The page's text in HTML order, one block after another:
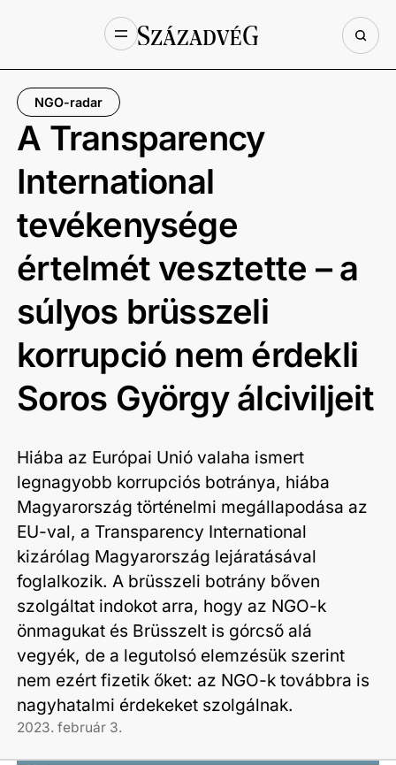
NGO-radar
A Transparency
International
tevékenysége
értelmét vesztette – a
súlyos brüsszeli
korrupció nem érdekli
Soros György álciviljeit
Hiába az Európai Unió valaha ismert
legnagyobb korrupciós botránya, hiába
Magyarország történelmi megállapodása az
EU-val, a Transparency International
kizárólag Magyarország lejáratásával
foglalkozik. A brüsszeli botrány bőven
szolgáltat indokot arra, hogy az NGO-k
önmagukat és Brüsszelt is górcső alá
vegyék, de a legutolsó elemzésük szerint
nem ezért fizetik őket: az NGO-k továbbra is
nagyhatalmi érdekeket szolgálnak.
2023. február 3.